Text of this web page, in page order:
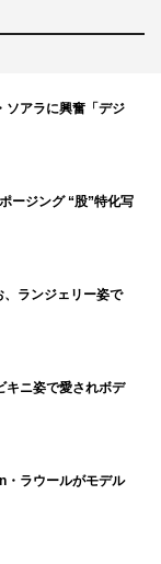
ソアラに興奮「デジ
ージング “股”特化写
、ランジェリー姿で
キニ姿で愛されボデ
・ラウールがモデル